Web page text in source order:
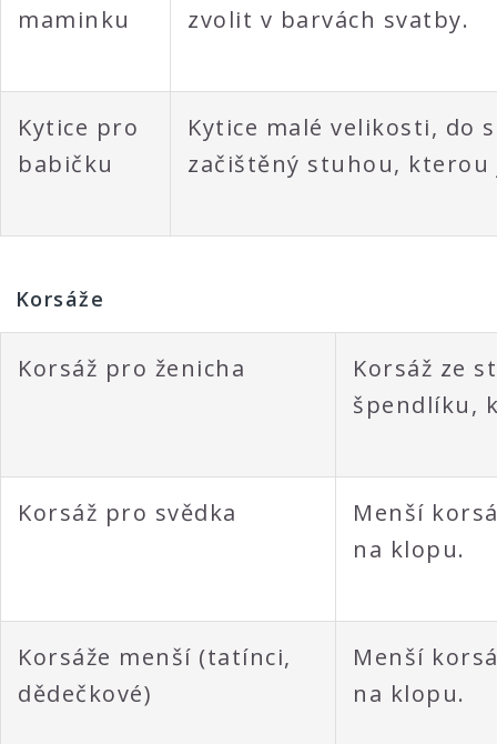
maminku
zvolit v barvách svatby.
Kytice pro
babičku
Kytice malé velikosti, do
začištěný stuhou, kterou
Korsáže
Korsáž pro ženicha
Korsáž ze
špendlíku,
Korsáž pro svědka
Menší
na klopu.
Korsáže menší (tatínci,
dědečkové)
Menší
na klopu.